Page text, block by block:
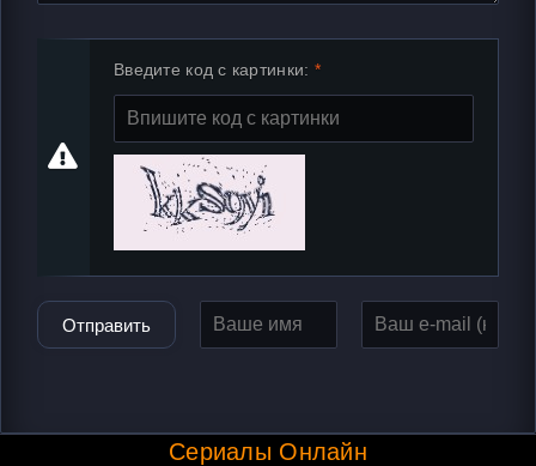
Введите код с картинки:
Отправить
Сериалы Онлайн